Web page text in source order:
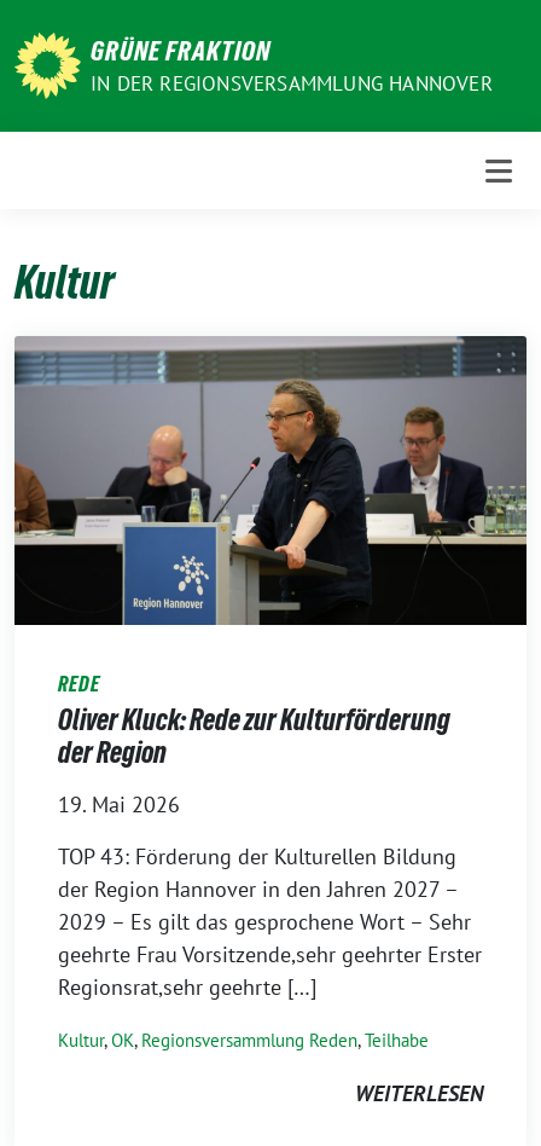
zum
Inhalt
GRÜNE FRAKTION
IN DER REGIONSVERSAMMLUNG HANNOVER
Kultur
REDE
Oliver Kluck: Rede zur Kulturförderung
der Region
19. Mai 2026
TOP 43: Förderung der Kulturellen Bildung
der Region Hannover in den Jahren 2027 –
2029 – Es gilt das gesprochene Wort – Sehr
geehrte Frau Vorsitzende,sehr geehrter Erster
Regionsrat,sehr geehrte […]
Kultur,OK, Regionsversammlung Reden,Teilhabe
WEITERLESEN